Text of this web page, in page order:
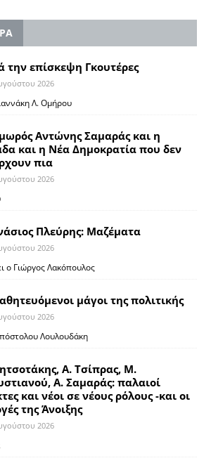
την επίσκεψη Γκουτέρες
2026
Λ. Ομήρου
Αντώνης Σαμαράς και η
και η Νέα Δημοκρατία που δεν
πια
2026
Πλεύρης: Μαζέματα
2026
ο Γιώργος Λακόπουλος
μάγοι της πολιτικής
2026
Λουλουδάκη
Α. Τσίπρας, Μ.
Α. Σαμαράς: παλαιοί
και νέοι σε νέους ρόλους -και οι
της Άνοιξης
2026